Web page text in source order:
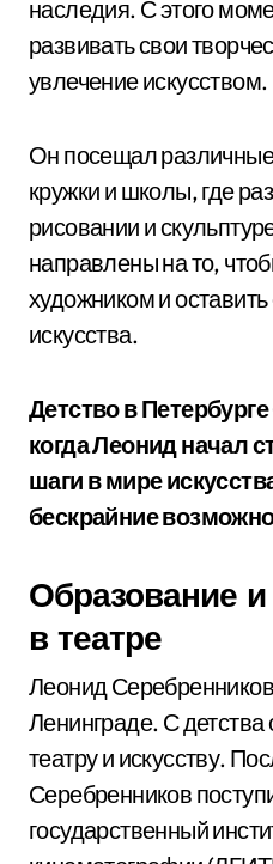
наследия. С этого
развивать свои
увлечение искусством.
Он посещал
кружки и школы, где
рисовании и
направлены на то,
художником и
искусства.
Детство в
когда Леонид начал
шаги в мире
бескрайние
Образование
в театре
Леонид
Ленинграде. С детства
театру и искусству.
Серебренников
государственный